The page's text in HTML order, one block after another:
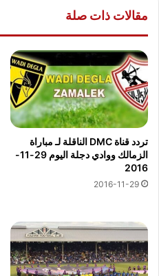
مقالات ذات صلة
تردد قناة DMC الناقلة لـ مباراة
الزمالك ووادي دجلة اليوم 29-11-
2016
2016-11-29